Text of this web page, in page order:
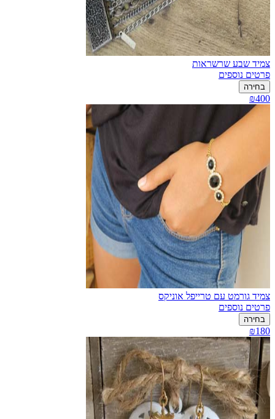
צמיד שבע שרשראות
פרטים נוספים
בחירה
₪400
צמיד גורמט עם טרייפל אוניקס
פרטים נוספים
בחירה
₪180